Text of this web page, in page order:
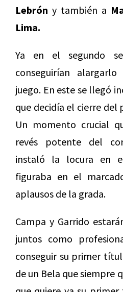
Lebrón y también a
Lima.
Ya en el segundo
conseguirían
juego. En este se llegó
que decidía el cierre
Un momento crucial
revés potente del
instaló la locura en
figuraba en el
aplausos de la grada.
Campa y Garrido
juntos como
conseguir su primer
de un Bela que siempre